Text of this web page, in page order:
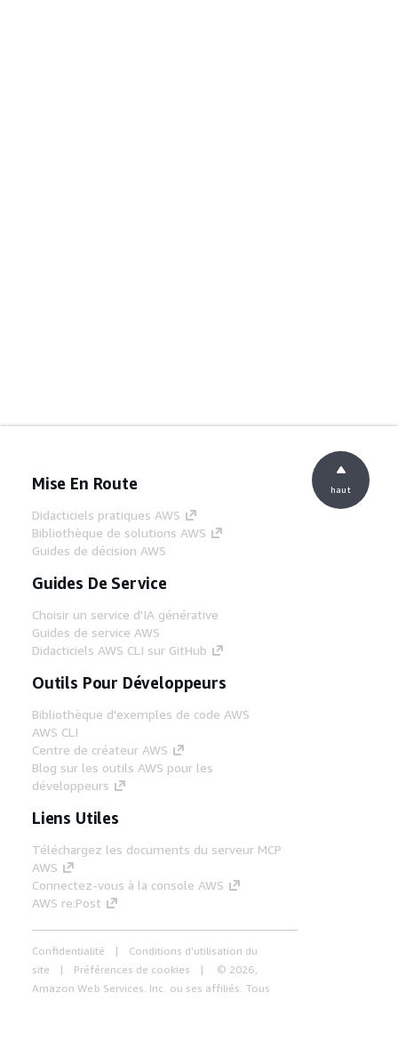
Mise En Route
Didacticiels pratiques AWS
Bibliothèque de solutions AWS
Guides de décision AWS
Guides De Service
Choisir un service d'IA générative
Guides de service AWS
Didacticiels AWS CLI sur GitHub
Outils Pour Développeurs
Bibliothèque d'exemples de code AWS
AWS CLI
Centre de créateur AWS
Blog sur les outils AWS pour les
développeurs
Liens Utiles
Téléchargez les documents du serveur MCP
AWS
Connectez-vous à la console AWS
AWS re:Post
Confidentialité
Conditions d'utilisation du
site
Préférences de cookies
© 2026,
Amazon Web Services, Inc. ou ses affiliés. Tous
haut